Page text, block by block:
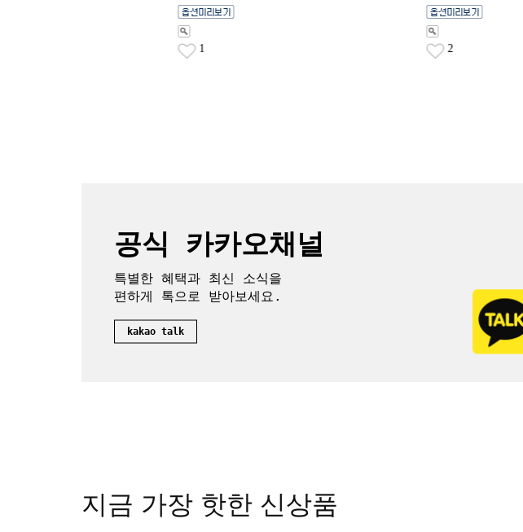
공식 카카오채널
특별한 혜택과 최신 소식을
편하게 톡으로 받아보세요.
kakao talk
지금 가장 핫한 신상품